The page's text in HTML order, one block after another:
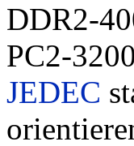
DDR2-
PC2-
JEDEC